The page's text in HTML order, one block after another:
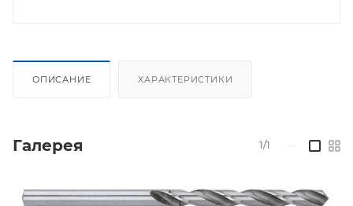
ОПИСАНИЕ ХАРАКТЕРИСТИКИ
Галерея 1/1